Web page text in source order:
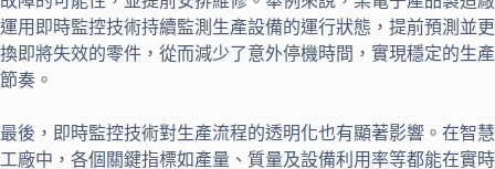
運用即時監控技術持續監測生產設備的運行狀態，提前預測並更
換即將失效的零件，從而減少了意外停機時間，實現穩定的生產
節奏。
最後，即時監控技術對生產流程的透明化也有顯著影響。在智慧
工廠中，各個關鍵指標如產量、質量及設備利用率等都能在實時